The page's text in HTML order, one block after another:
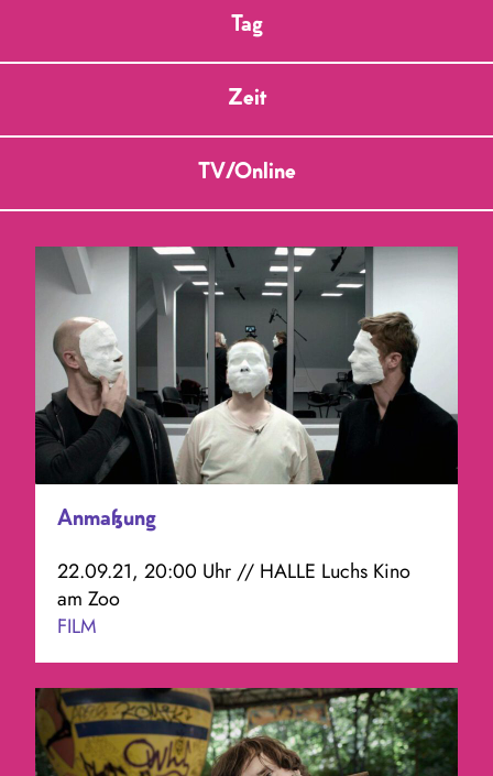
Tag
Zeit
TV/Online
Anmaßung
22.09.21, 20:00 Uhr // HALLE Luchs Kino
am Zoo
FILM